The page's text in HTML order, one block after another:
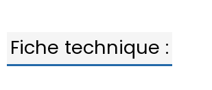
Fiche technique :